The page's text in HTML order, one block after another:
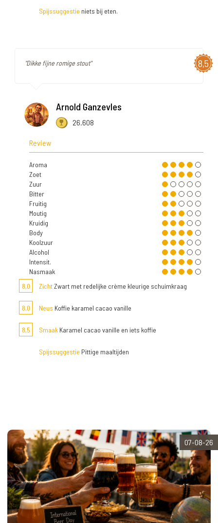
Spijssuggestie niets bij eten.
8,5
"Dikke fijne romige stout"
Arnold Ganzevles
26.608
Review
Aroma
Zoet
Zuur
Bitter
Fruitig
Moutig
Kruidig
Body
Koolzuur
Alcohol
Intensit.
Nasmaak
8,0
ZichtZwart met redelijke crème kleurige schuimkraag
8,0 Neus Koffie karamel cacao vanille
8,5 Smaak Karamel cacao vanille en iets koffie
Spijssuggestie Pittige maaltijden
07-08-26